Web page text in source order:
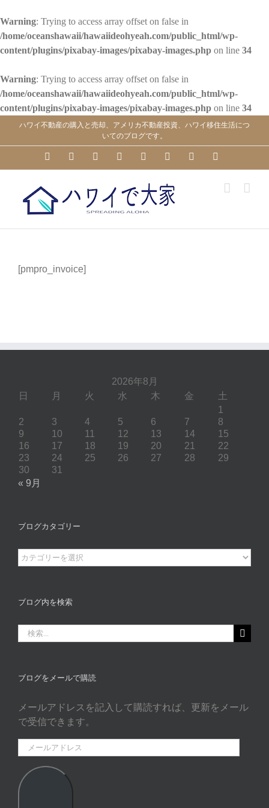
Warning: Trying to access array offset on false in
/home/oceanshawaii/hawaiideohyeah.com/public_html/wp-
content/plugins/pixabay-images/pixabay-images.php on line 34
Warning: Trying to access array offset on false in
/home/oceanshawaii/hawaiideohyeah.com/public_html/wp-
content/plugins/pixabay-images/pixabay-images.php on line 34
ハワイ不動産の購入と売却、アメリカ不動産投資、ハワイ移住生活につ
いてのブログです。
YouTubeFacebookInstagramLinkedInSkype PinterestTumblr
[pmpro_invoice]
2026年8月
日
月 火 水 木 金
土
1
2
3 4 5 6 7
8
9
10 11 12 13 14
15
16
17 18 19 20 21
22
23
24 25 26 27 28
29
30
31
« 9月
ブログカタゴリー
ブ
ロ
カ
ゴ
リ
ブログ内を検索
索
ブログをメールで購読
メールアドレスを記入して購読すれば、更新をメール
で受信できます。
ー
ル
ア